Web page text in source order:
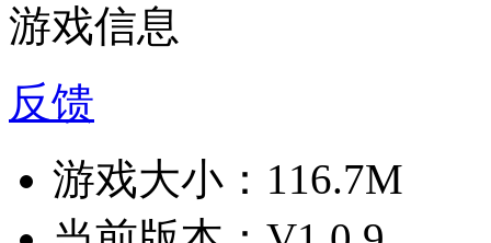
游戏信息
反馈
游戏大小： 116.7M